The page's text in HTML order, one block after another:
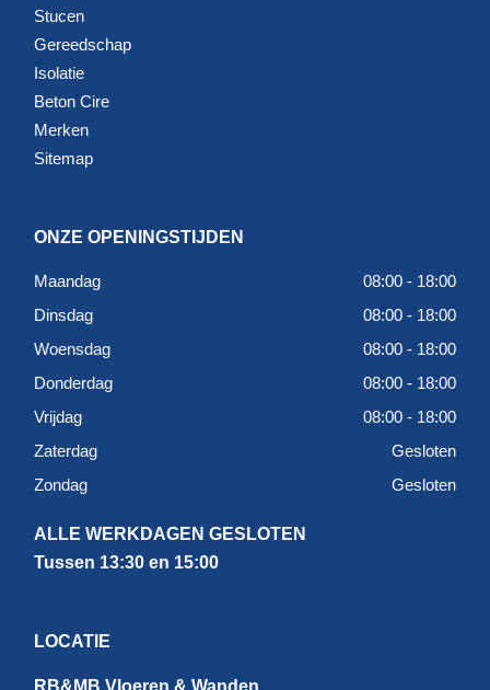
Stucen
Gereedschap
Isolatie
Beton Cire
Merken
Sitemap
ONZE OPENINGSTIJDEN
Maandag
08:00 - 18:00
Dinsdag
08:00 - 18:00
Woensdag
08:00 - 18:00
Donderdag
08:00 - 18:00
Vrijdag
08:00 - 18:00
Zaterdag
Gesloten
Zondag
Gesloten
ALLE WERKDAGEN GESLOTEN
Tussen 13:30 en 15:00
LOCATIE
RB&MB Vloeren & Wanden